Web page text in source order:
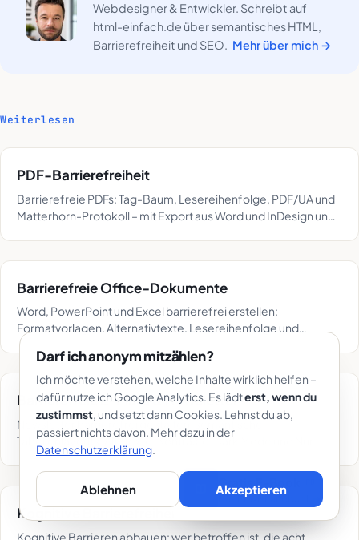
Webdesigner & Entwickler. Schreibt auf
html-einfach.de über semantisches HTML,
Barrierefreiheit und SEO. Mehr über mich →
Weiterlesen
PDF-Barrierefreiheit
Barrierefreie PDFs: Tag-Baum, Lesereihenfolge, PDF/UA und
Matterhorn-Protokoll – mit Export aus Word und InDesign und
Barrierefreie Office-Dokumente
Word, PowerPoint und Excel barrierefrei erstellen:
Formatvorlagen, Alternativtexte, Lesereihenfolge und
Tabellen – und der saubere Weg zum getaggten PDF.
Barrierefreie E-Mails & Newsletter
Newsletter barrierefrei gestalten: semantische
Tabellenlayouts, Alt-Texte, Kontraste, Dark Mode und Nur-
Text-Alternative – plus die rechtliche Einordnung.
Kognitive Barrierefreiheit
Kognitive Barrieren abbauen: wer betroffen ist, die acht
Gratis E-Book
Das Praxishandbuch
Darf ich anonym mitzählen?
Ich möchte verstehen, welche Inhalte wirklich helfen –
dafür nutze ich Google Analytics. Es lädterst, wenn du
zustimmst, und setzt dann Cookies. Lehnst du ab,
passiert nichts davon. Mehr dazu in der
Datenschutzerklärung.
Ablehnen Akzeptieren